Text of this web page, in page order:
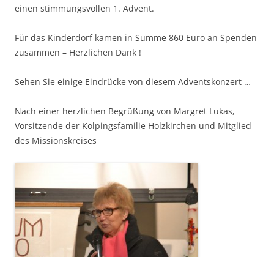
einen stimmungsvollen 1. Advent.
Für das Kinderdorf kamen in Summe 860 Euro an Spenden
zusammen – Herzlichen Dank !
Sehen Sie einige Eindrücke von diesem Adventskonzert …
Nach einer herzlichen Begrüßung von Margret Lukas,
Vorsitzende der Kolpingsfamilie Holzkirchen und Mitglied
des Missionskreises